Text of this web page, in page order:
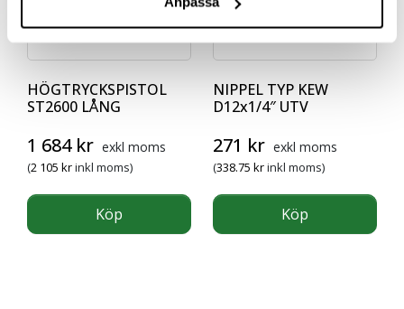
HÖGTRYCKSPISTOL
ST2600 LÅNG
1 684 kr exkl moms
(2 105 krinkl moms)
Köp
NIPPEL TYP KEW
D12x1/4″ UTV
271 kr exkl moms
(338.75 krinkl moms)
Köp